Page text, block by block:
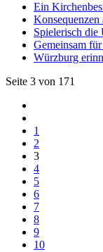
Ein
Konsequenzen
Spielerisch die
Gemeinsam
Würzburg
Seite 3 von 171
1
2
3
4
5
6
7
8
9
10